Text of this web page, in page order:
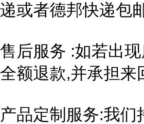
递或者德邦快递包
售后服务 :如若出
全额退款,并承担来
产品定制服务:我们